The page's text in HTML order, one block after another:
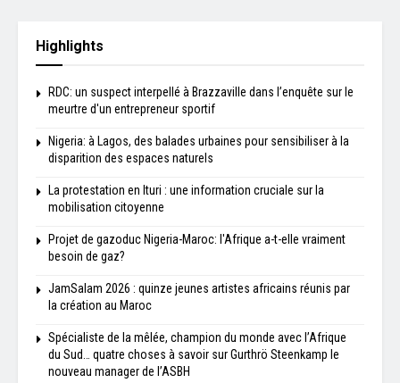
Highlights
RDC: un suspect interpellé à Brazzaville dans l’enquête sur le
meurtre d'un entrepreneur sportif
Nigeria: à Lagos, des balades urbaines pour sensibiliser à la
disparition des espaces naturels
La protestation en Ituri : une information cruciale sur la
mobilisation citoyenne
Projet de gazoduc Nigeria-Maroc: l'Afrique a-t-elle vraiment
besoin de gaz?
JamSalam 2026 : quinze jeunes artistes africains réunis par
la création au Maroc
Spécialiste de la mêlée, champion du monde avec l’Afrique
du Sud… quatre choses à savoir sur Gurthrö Steenkamp le
nouveau manager de l’ASBH